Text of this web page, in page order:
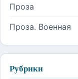
Проза
Проза. Военная
Рубрики